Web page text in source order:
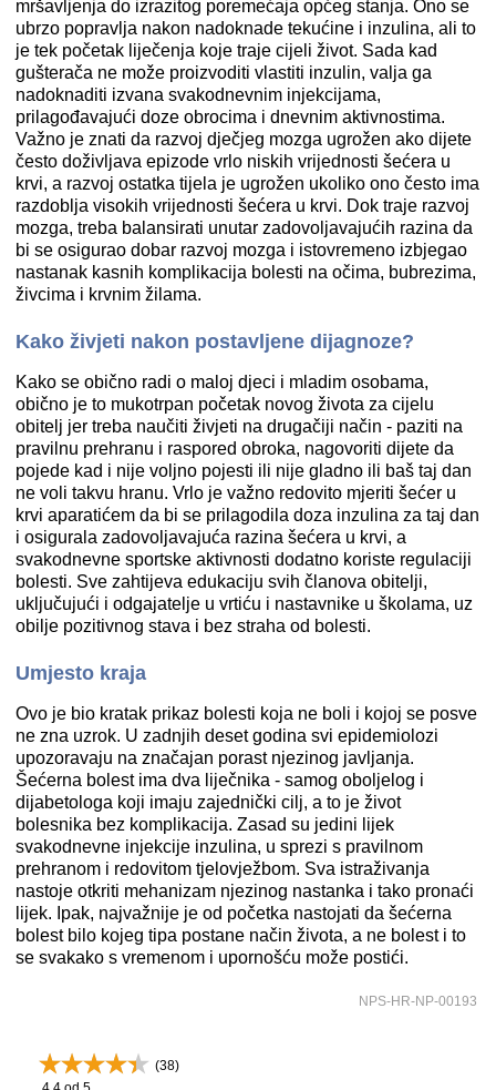
mršavljenja do izrazitog poremećaja općeg stanja. Ono se
ubrzo popravlja nakon nadoknade tekućine i inzulina, ali to
je tek početak liječenja koje traje cijeli život. Sada kad
gušterača ne može proizvoditi vlastiti inzulin, valja ga
nadoknaditi izvana svakodnevnim injekcijama,
prilagođavajući doze obrocima i dnevnim aktivnostima.
Važno je znati da razvoj dječjeg mozga ugrožen ako dijete
često doživljava epizode vrlo niskih vrijednosti šećera u
krvi, a razvoj ostatka tijela je ugrožen ukoliko ono često ima
razdoblja visokih vrijednosti šećera u krvi. Dok traje razvoj
mozga, treba balansirati unutar zadovoljavajućih razina da
bi se osigurao dobar razvoj mozga i istovremeno izbjegao
nastanak kasnih komplikacija bolesti na očima, bubrezima,
živcima i krvnim žilama.
Kako živjeti nakon postavljene dijagnoze?
Kako se obično radi o maloj djeci i mladim osobama,
obično je to mukotrpan početak novog života za cijelu
obitelj jer treba naučiti živjeti na drugačiji način - paziti na
pravilnu prehranu i raspored obroka, nagovoriti dijete da
pojede kad i nije voljno pojesti ili nije gladno ili baš taj dan
ne voli takvu hranu. Vrlo je važno redovito mjeriti šećer u
krvi aparatićem da bi se prilagodila doza inzulina za taj dan
i osigurala zadovoljavajuća razina šećera u krvi, a
svakodnevne sportske aktivnosti dodatno koriste regulaciji
bolesti. Sve zahtijeva edukaciju svih članova obitelji,
uključujući i odgajatelje u vrtiću i nastavnike u školama, uz
obilje pozitivnog stava i bez straha od bolesti.
Umjesto kraja
Ovo je bio kratak prikaz bolesti koja ne boli i kojoj se posve
ne zna uzrok. U zadnjih deset godina svi epidemiolozi
upozoravaju na značajan porast njezinog javljanja.
Šećerna bolest ima dva liječnika - samog oboljelog i
dijabetologa koji imaju zajednički cilj, a to je život
bolesnika bez komplikacija. Zasad su jedini lijek
svakodnevne injekcije inzulina, u sprezi s pravilnom
prehranom i redovitom tjelovježbom. Sva istraživanja
nastoje otkriti mehanizam njezinog nastanka i tako pronaći
lijek. Ipak, najvažnije je od početka nastojati da šećerna
bolest bilo kojeg tipa postane način života, a ne bolest i to
se svakako s vremenom i upornošću može postići.
NPS-HR-NP-00193
(38)